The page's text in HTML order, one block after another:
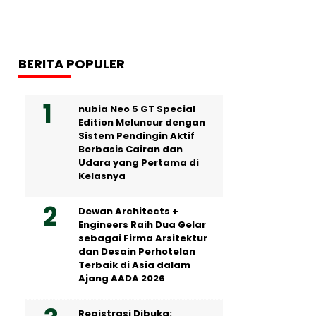
BERITA POPULER
nubia Neo 5 GT Special
Edition Meluncur dengan
Sistem Pendingin Aktif
Berbasis Cairan dan
Udara yang Pertama di
Kelasnya
Dewan Architects +
Engineers Raih Dua Gelar
sebagai Firma Arsitektur
dan Desain Perhotelan
Terbaik di Asia dalam
Ajang AADA 2026